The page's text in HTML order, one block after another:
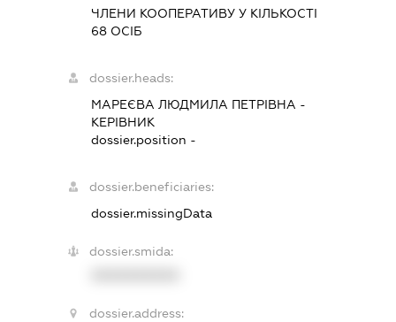
ЧЛЕНИ КООПЕРАТИВУ У КІЛЬКОСТІ
68 ОСІБ
dossier.heads:
МАРЕЄВА ЛЮДМИЛА ПЕТРІВНА -
КЕРІВНИК
dossier.position -
dossier.beneficiaries:
dossier.missingData
dossier.smida:
dossier.address: